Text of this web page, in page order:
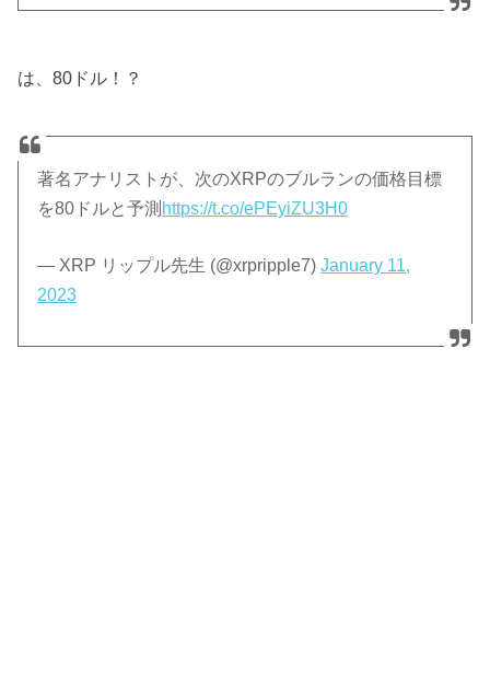
は、80ドル！？
著名アナリストが、次のXRPのブルランの価格目標
を80ドルと予測 https://t.co/ePEyiZU3H0
— XRP リップル先生 (@xrpripple7)January 11,
2023